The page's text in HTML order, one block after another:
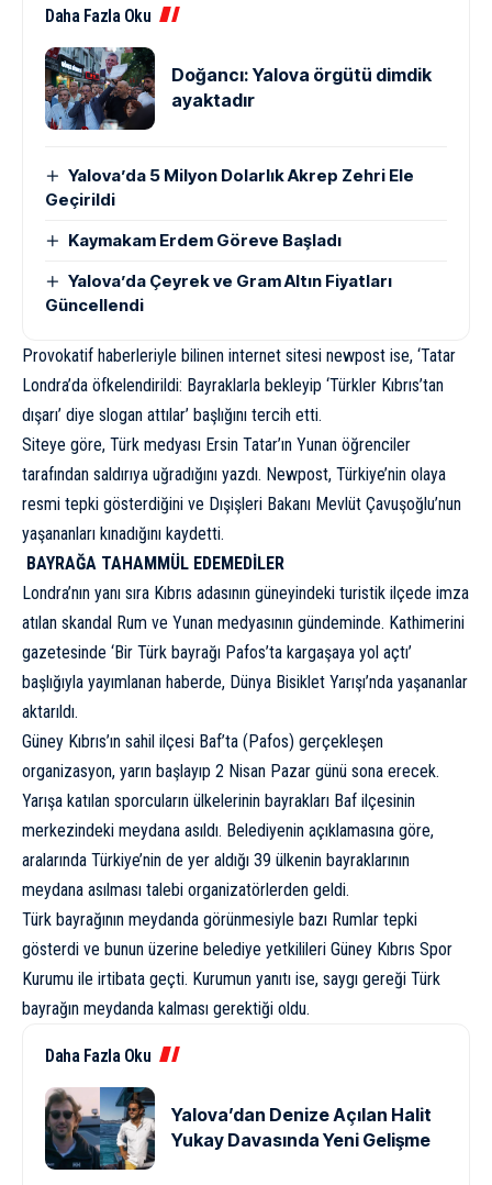
Daha Fazla Oku
Doğancı: Yalova örgütü dimdik
ayaktadır
Yalova’da 5 Milyon Dolarlık Akrep Zehri Ele
Geçirildi
Kaymakam Erdem Göreve Başladı
Yalova’da Çeyrek ve Gram Altın Fiyatları
Güncellendi
Provokatif haberleriyle bilinen internet sitesi newpost ise, ‘Tatar
Londra’da öfkelendirildi: Bayraklarla bekleyip ‘Türkler Kıbrıs’tan
dışarı’ diye slogan attılar’ başlığını tercih etti.
Siteye göre, Türk medyası Ersin Tatar’ın Yunan öğrenciler
tarafından saldırıya uğradığını yazdı. Newpost, Türkiye’nin olaya
resmi tepki gösterdiğini ve Dışişleri Bakanı Mevlüt Çavuşoğlu’nun
yaşananları kınadığını kaydetti.
BAYRAĞA TAHAMMÜL EDEMEDİLER
Londra’nın yanı sıra Kıbrıs adasının güneyindeki turistik ilçede imza
atılan skandal Rum ve Yunan medyasının gündeminde. Kathimerini
gazetesinde ‘Bir Türk bayrağı Pafos’ta kargaşaya yol açtı’
başlığıyla yayımlanan haberde, Dünya Bisiklet Yarışı’nda yaşananlar
aktarıldı.
Güney Kıbrıs’ın sahil ilçesi Baf’ta (Pafos) gerçekleşen
organizasyon, yarın başlayıp 2 Nisan Pazar günü sona erecek.
Yarışa katılan sporcuların ülkelerinin bayrakları Baf ilçesinin
merkezindeki meydana asıldı. Belediyenin açıklamasına göre,
aralarında Türkiye’nin de yer aldığı 39 ülkenin bayraklarının
meydana asılması talebi organizatörlerden geldi.
Türk bayrağının meydanda görünmesiyle bazı Rumlar tepki
gösterdi ve bunun üzerine belediye yetkilileri Güney Kıbrıs Spor
Kurumu ile irtibata geçti. Kurumun yanıtı ise, saygı gereği Türk
bayrağın meydanda kalması gerektiği oldu.
Daha Fazla Oku
Yalova’dan Denize Açılan Halit
Yukay Davasında Yeni Gelişme